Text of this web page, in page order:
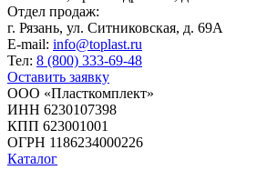
Отдел продаж:
г. Рязань, ул. Ситниковская, д. 69А
E-mail: info@toplast.ru
Тел: 8 (800) 333-69-48
Оставить заявку
ООО «Пласткомплект»
ИНН 6230107398
КПП 623001001
ОГРН 1186234000226
Каталог